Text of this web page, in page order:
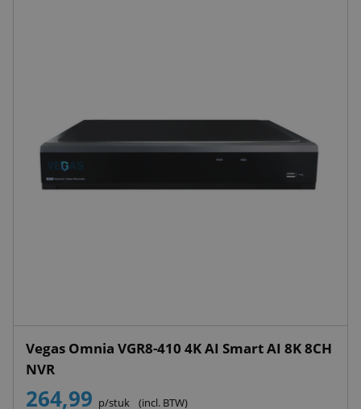
Vegas Omnia VGR8-410 4K AI Smart AI 8K 8CH
NVR
264,99 p/stuk (incl. BTW)